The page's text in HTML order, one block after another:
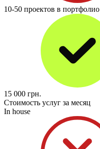
10-50 проектов в портфолио
15 000 грн.
Стоимость услуг за месяц
In house